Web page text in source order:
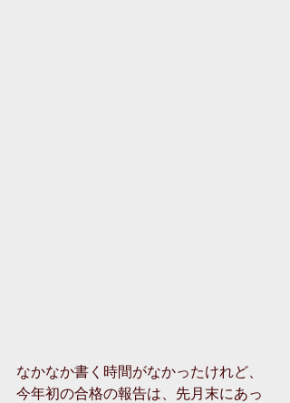
なかなか書く時間がなかったけれど、
今年初の合格の報告は、先月末にあっ